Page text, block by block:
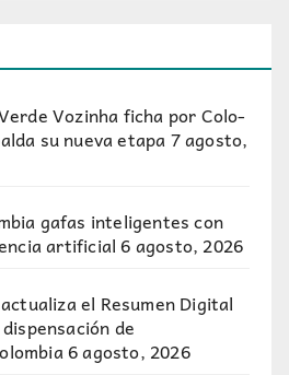
Vozinha ficha por Colo-
su nueva etapa7 agosto,
gafas inteligentes con
artificial 6 agosto, 2026
el Resumen Digital
de
6 agosto, 2026